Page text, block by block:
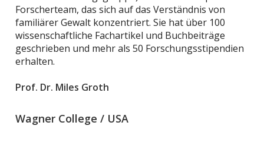
Forscherteam, das sich auf das Verständnis von
familiärer Gewalt konzentriert. Sie hat über 100
wissenschaftliche Fachartikel und Buchbeiträge
geschrieben und mehr als 50 Forschungsstipendien
erhalten.
Prof. Dr. Miles Groth
Wagner College / USA